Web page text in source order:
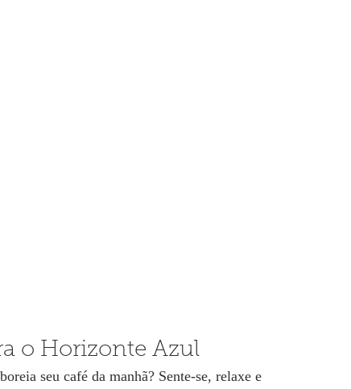
o Horizonte Azul
seu café da manhã? Sente-se, relaxe e